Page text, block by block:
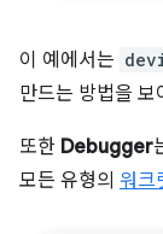
이 예에서는
만드는 방법을 보
또한 Debugger
모든 유형의 워크